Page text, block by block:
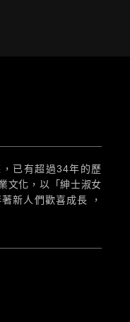
已有超過34年的歷
文化，以「紳士淑女
新人們歡喜成長 ，